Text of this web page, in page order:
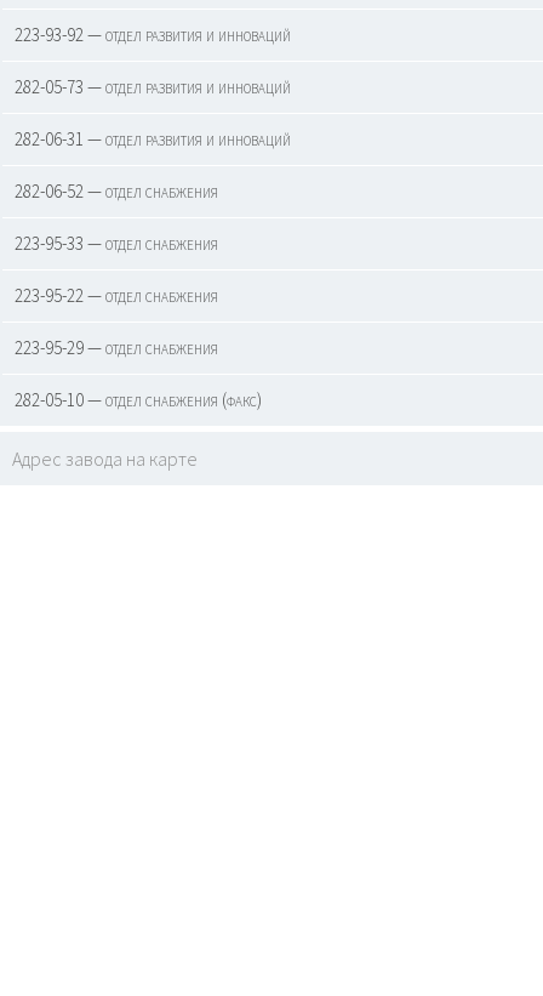
223-93-92 — отдел развития и инноваций
282-05-73 — отдел развития и инноваций
282-06-31 — отдел развития и инноваций
282-06-52 — отдел снабжения
223-95-33 — отдел снабжения
223-95-22 — отдел снабжения
223-95-29 — отдел снабжения
282-05-10 — отдел снабжения (факс)
Адрес завода на карте